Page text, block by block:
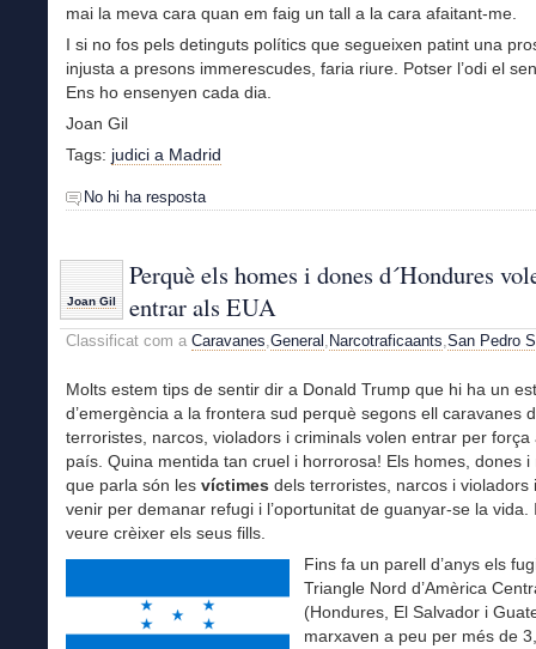
mai la meva cara quan em faig un tall a la cara afaitant-me.
I si no fos pels detinguts polítics que segueixen patint una
injusta a presons immerescudes, faria riure. Potser l’odi el
Ens ho ensenyen cada dia.
Joan Gil
Tags: judici a Madrid
No hi ha resposta
Joan Gil
Perquè els homes i dones d´Hondures
entrar als EUA
Classificat com a Caravanes,General , Narcotraficaants,San Pedro
Molts estem tips de sentir dir a Donald Trump que hi ha un
d’emergència a la frontera sud perquè segons ell caravanes
terroristes, narcos, violadors i criminals volen entrar per força
país. Quina mentida tan cruel i horrorosa! Els homes, dones i
que parla són les víctimes dels terroristes, narcos i violadors
venir per demanar refugi i l’oportunitat de guanyar-se la vida.
veure crèixer els seus fills.
Fins fa un parell d’anys els
Triangle Nord d’Amèrica
(Hondures, El Salvador i
marxaven a peu per més de